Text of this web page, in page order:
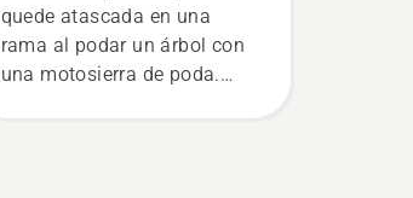
quede atascada en una
rama al podar un árbol con
una motosierra de poda.